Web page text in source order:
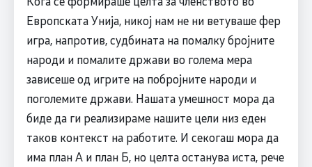
Европската Унија, никој нам не ни ветуваше фер
игра, напротив, судбината на помалку бројните
народи и помалите држави во голема мера
зависеше од игрите на побројните народи и
поголемите држави. Нашата умешност мора да
биде да ги реализираме нашите цели низ еден
таков контекст на работите. И секогаш мора да
има план А и план Б, но целта останува иста, рече